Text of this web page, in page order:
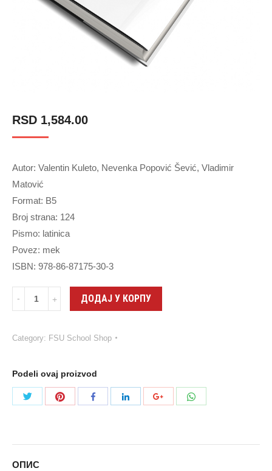
RSD 1,584.00
Autor: Valentin Kuleto, Nevenka Popović Šević, Vladimir
Matović
Format: B5
Broj strana: 124
Pismo: latinica
Povez: mek
ISBN: 978-86-87175-30-3
Quantity ДОДАЈ У КОРПУ
Category: FSU School Shop
Podeli ovaj proizvod
Share
Share
ОПИС